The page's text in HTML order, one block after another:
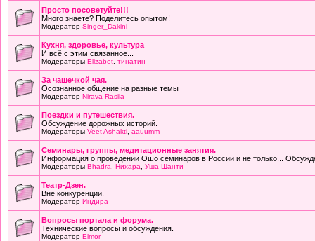
Просто посоветуйте!!!
Много знаете? Поделитесь опытом!
Модератор Singer_Dakini
Кухня, здоровье, культура
И всё с этим связанное...
Модераторы Elizabet тинатин
За чашечкой чая.
Осознанное общение на разные темы
Модератор Nirava Rasila
Поездки и путешествия.
Обсуждение дорожных историй.
Модераторы Veet Ashakti aauumm
Семинары, группы, медитационные занятия.
Информация о проведении Ошо семинаров в России и не только...
Модераторы Bhadra Нихара Уша Шанти
Театр-Дзен.
Вне конкуренции.
Модератор Индира
Вопросы портала и форума.
Технические вопросы и обсуждения.
Модератор Elmor